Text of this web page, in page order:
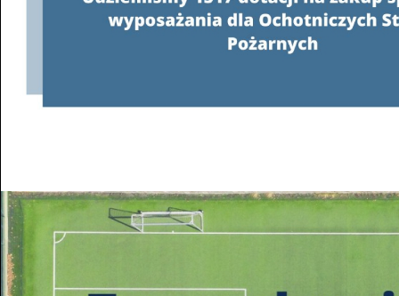
od poniedziałku do
w godzinachod 8:00 do